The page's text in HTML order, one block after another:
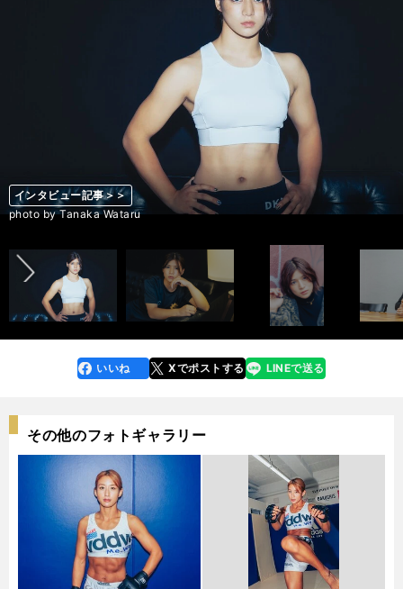
インタビュー記事＞＞
photo by Tanaka Wataru
インタビュー記事＞＞
photo by Tanaka Wataru
インタビュー記事＞＞
photo by Tanaka Wataru
インタビュー記事＞＞
photo by Tanaka Wataru
インタビュー記事＞＞
photo by Tanaka Wataru
インタビュー記事＞＞
photo by Tanaka Wataru
インタビュー記事＞＞
photo by Tanaka Wataru
インタビュー記事＞＞
photo by Tanaka Wataru
インタビュー記事＞＞
photo by Tanaka Wataru
インタビュー記事＞＞
photo by Tanaka Wataru
インタビュー記事＞＞
photo by Tanaka Wataru
インタビュー記事＞＞
photo by Tanaka Wataru
インタビュー記事＞＞
photo by Tanaka Wataru
インタビュー記事＞＞
photo by Tanaka Wataru
前へ
faceboo
k
いいね Xでポストする
line LINEで送る
その他のフォトギャラリー